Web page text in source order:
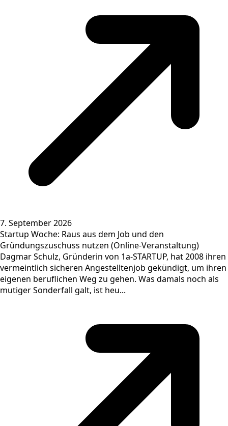
7. September 2026
Startup Woche: Raus aus dem Job und den
Gründungszuschuss nutzen (Online-Veranstaltung)
Dagmar Schulz, Gründerin von 1a-STARTUP, hat 2008 ihren
vermeintlich sicheren Angestelltenjob gekündigt, um ihren
eigenen beruflichen Weg zu gehen. Was damals noch als
mutiger Sonderfall galt, ist heu...